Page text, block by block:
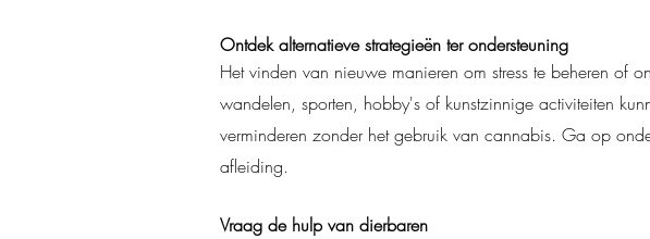
Ontdek alternatieve strategieën ter ondersteuning
Het vinden van nieuwe manieren om stress te beheren of
wandelen, sporten, hobby's of kunstzinnige activiteiten
verminderen zonder het gebruik van cannabis. Ga op
afleiding.
Vraag de hulp van dierbaren